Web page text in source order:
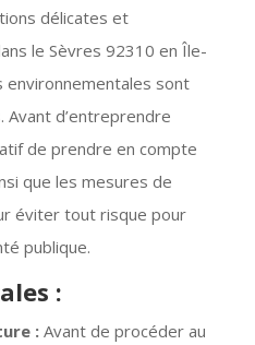
délicates et
le Sèvres 92310 en Île-
environnementales sont
d’entreprendre
de prendre en compte
que les mesures de
éviter tout risque pour
publique.
:
:Avant de procéder au